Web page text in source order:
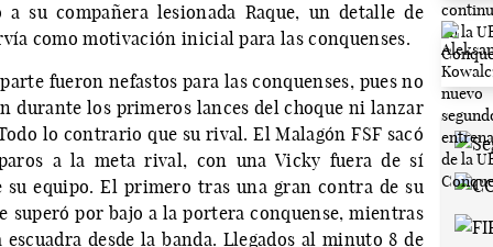
su compañera lesionada Raque, un detalle de
como motivación inicial para las conquenses.
fueron nefastos para las conquenses, pues no
durante los primeros lances del choque ni lanzar
lo contrario que su rival. El Malagón FSF sacó
a la meta rival, con una Vicky fuera de sí
equipo. El primero tras una gran contra de su
superó por bajo a la portera conquense, mientras
desde la banda. Llegados al minuto 8 de